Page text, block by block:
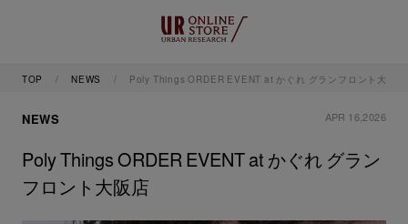
TOP NEWS Poly Things ORDER EVENT at かぐれ グランフロント大阪店
NEWS APR 16,2026
Poly Things ORDER EVENT at かぐれ グラン
フロント大阪店